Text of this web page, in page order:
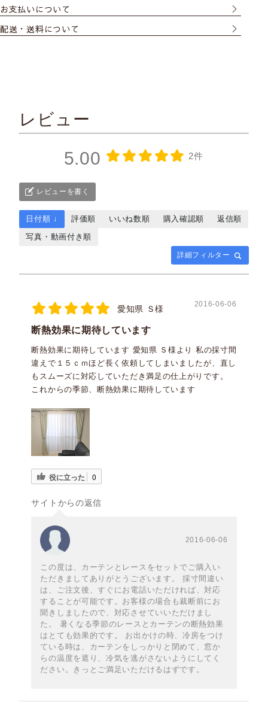
お支払いについて
配送・送料について
レビュー
5.00 2件
レビューを書く
詳細フィルター
日付順 ↓ 評価順 いいね数順 購入確認順
返信順
写真・動画付き順
愛知県 Ｓ様 2016-06-06
断熱効果に期待しています
断熱効果に期待しています 愛知県 Ｓ様より 私の採寸間
違えで１５ｃｍほど長く依頼してしまいましたが、直し
もスムーズに対応していただき満足の仕上がりです。
これからの季節、断熱効果に期待しています
役に立った 0
サイトからの返信
2016-06-06
この度は、カーテンとレースをセットでご購入い
ただきましてありがとうございます。 採寸間違い
は、ご注文後、すぐにお電話いただければ、対応
することが可能です。お客様の場合も裁断前にお
聞きしましたので、対応させていいただけまし
た。 暑くなる季節のレースとカーテンの断熱効果
はとても効果的です。 お出かけの時、冷房をつけ
ている時は、カーテンをしっかりと閉めて、窓か
らの温度を遮り、冷気を逃がさないようにしてく
ださい。きっとご満足いただけるはずです。